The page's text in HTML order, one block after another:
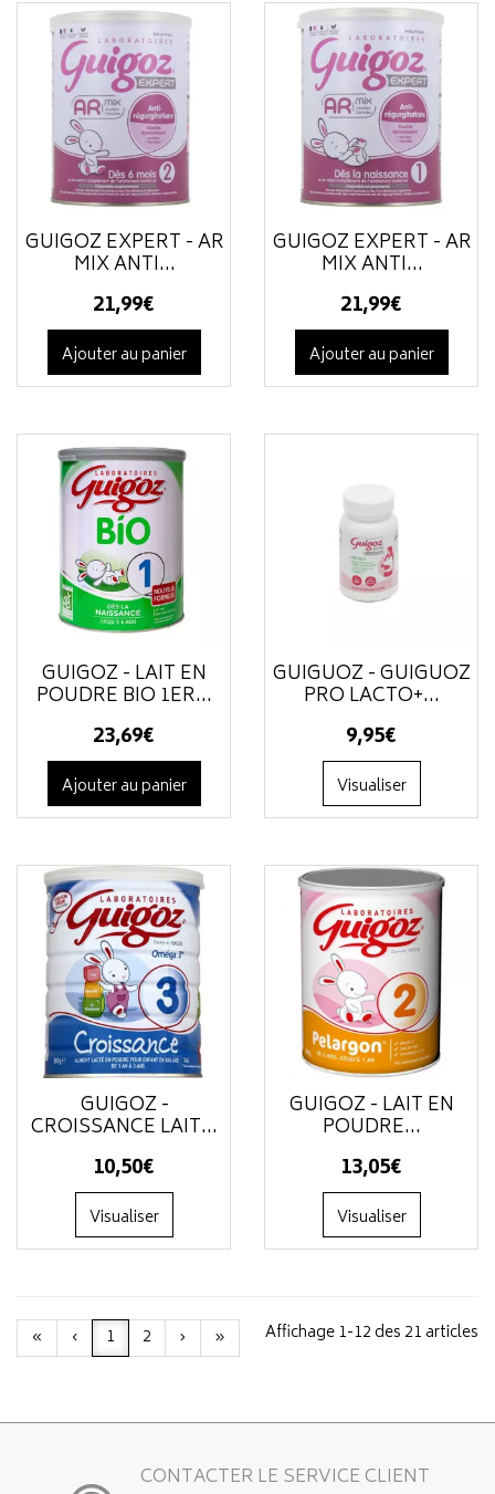
GUIGOZ EXPERT - AR
MIX ANTI...
21,99€
Ajouter au panier
GUIGOZ EXPERT - AR
MIX ANTI...
21,99€
Ajouter au panier
GUIGOZ - LAIT EN
POUDRE BIO 1ER...
23,69€
Ajouter au panier
GUIGUOZ - GUIGUOZ
PRO LACTO+...
9,95€
Visualiser
GUIGOZ -
CROISSANCE LAIT...
10,50€
Visualiser
GUIGOZ - LAIT EN
POUDRE...
13,05€
Visualiser
« ‹ 1 2 › » Affichage 1-12 des 21 articles
CONTACTER LE SERVICE CLIENT